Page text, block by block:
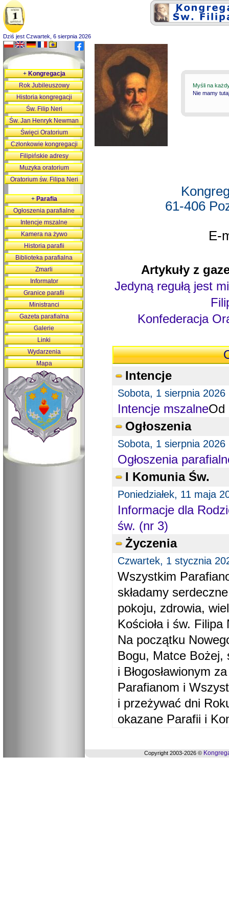
Dziś jest Czwartek, 6 sierpnia 2026
Myśli na
Nie mamy
61-406
E-
Artykuły z
Jedyną regułą jest
Konfederacja
Intencje
Sobota, 1 sierpnia 2026
Intencje mszalneOd
Ogłoszenia
Sobota, 1 sierpnia 2026
Ogłoszenia
I Komunia Św.
Poniedziałek, 11 maja
Informacje dla
św. (nr 3)
Życzenia
Czwartek, 1 stycznia
Wszystkim
składamy
pokoju, zdrowia,
Kościoła i św. Filipa
Na początku
Bogu, Matce Bożej,
i Błogosławionym
Parafianom i
i przeżywać dni
okazane Parafii i
+Kongregacja
Rok Jubileuszowy
Historia kongregacji
Św. Filip Neri
Św. Jan Henryk Newman
Święci Oratorium
Członkowie kongregacji
Filipińskie adresy
Muzyka oratorium
Oratorium św. Filipa Neri
+Parafia
Ogłoszenia parafialne
Intencje mszalne
Kamera na żywo
Historia parafii
Biblioteka parafialna
Zmarli
Informator
Granice parafii
Ministranci
Gazeta parafialna
Galerie
Linki
Wydarzenia
Mapa
Copyright 2003-2026 ©